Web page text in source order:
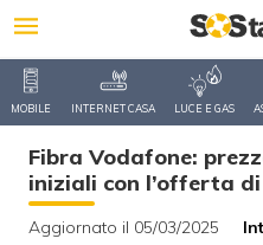
MOBILE INTERNET CASA LUCE E GAS
Fibra Vodafone:
iniziali con l’offerta
Aggiornato il 05/03/2025